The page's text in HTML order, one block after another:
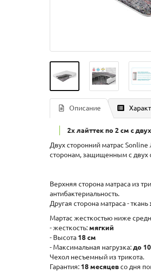
Описание
2x лайттек по 2 см с
Двух сторонний матрас
сторонам, защищенным с двух
Верхняя сторона матраса из
антибактериальность.
Другая сторона матраса - ткань
Мартас жесткостью ниже
- жесткость: мягкий
- Высота 18 см
- Максимальная нагрузка:до
Чехол несъемный из трикота.
Гарантия: 18 месяцевсо дня